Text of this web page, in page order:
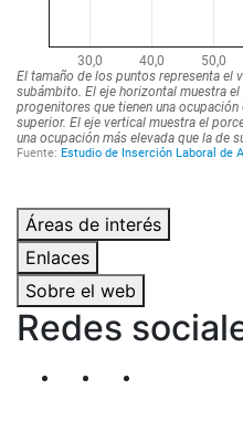
Áreas de interés
Enlaces
Sobre el web
Redes
Segueix-nos al